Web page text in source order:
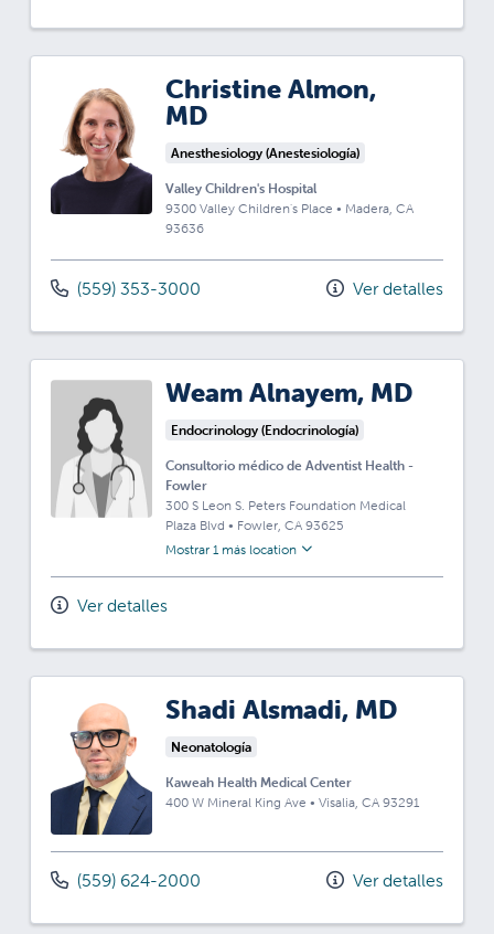
Christine Almon,
MD
Anesthesiology (Anestesiología)
Valley Children's Hospital
9300 Valley Children's Place • Madera, CA
93636
(559) 353-3000 Ver detalles
Weam Alnayem, MD
Endocrinology (Endocrinología)
Consultorio médico de Adventist Health -
Fowler
300 S Leon S. Peters Foundation Medical
Plaza Blvd • Fowler, CA 93625
Mostrar 1 más location
Ver detalles
Shadi Alsmadi, MD
Neonatología
Kaweah Health Medical Center
400 W Mineral King Ave • Visalia, CA 93291
(559) 624-2000 Ver detalles